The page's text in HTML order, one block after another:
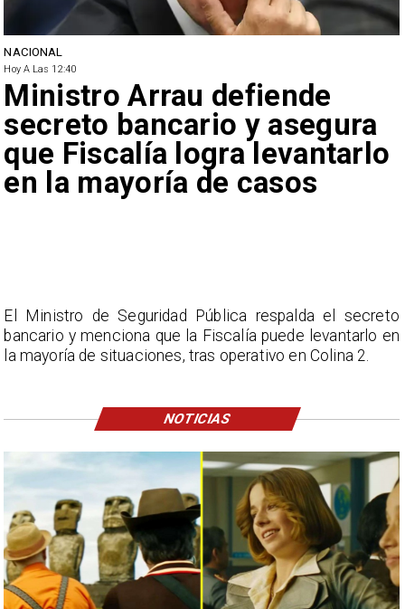
NACIONAL
Hoy A Las 12:40
Ministro Arrau defiende
secreto bancario y asegura
que Fiscalía logra levantarlo
en la mayoría de casos
El Ministro de Seguridad Pública respalda el secreto
bancario y menciona que la Fiscalía puede levantarlo en
la mayoría de situaciones, tras operativo en Colina 2.
NOTICIAS